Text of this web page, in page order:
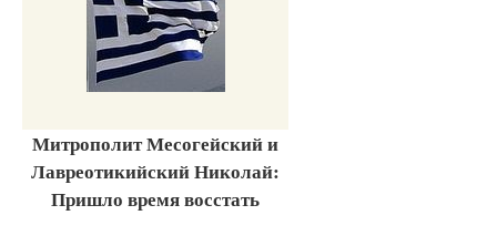
Митрополит Месогейский и
Лавреотикийский Николай:
Пришло время восстать